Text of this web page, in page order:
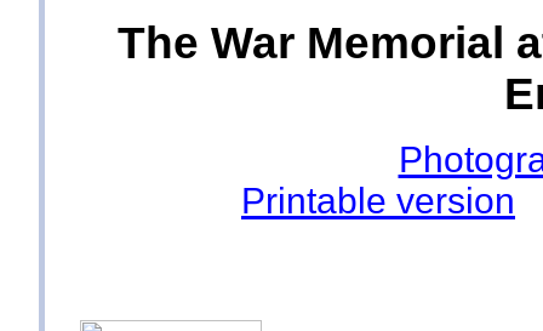
The War Memorial
Printable version